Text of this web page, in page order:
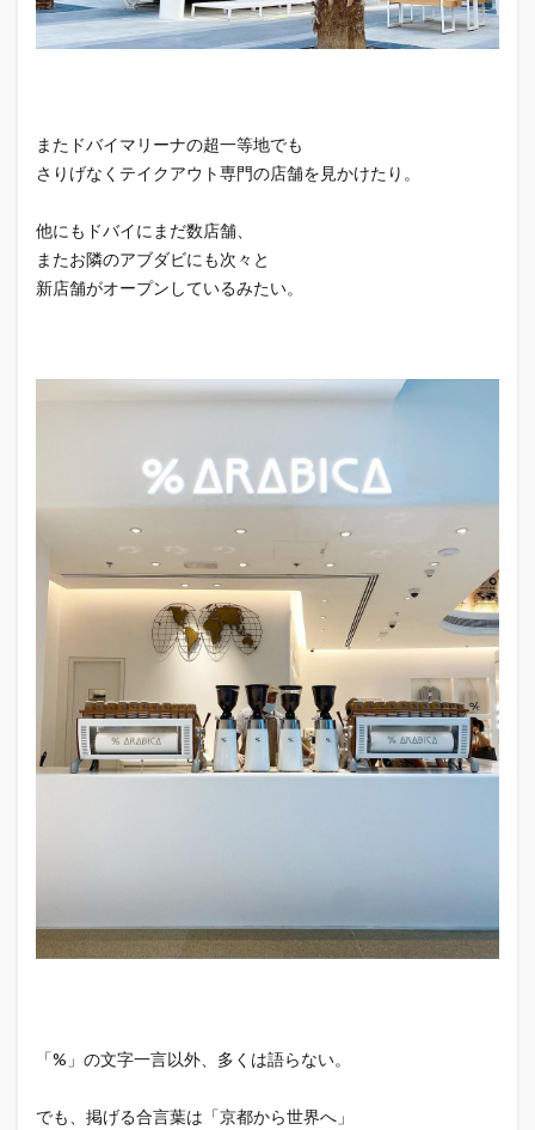
またドバイマリーナの超一等地でも
さりげなくテイクアウト専門の店舗を見かけたり。
他にもドバイにまだ数店舗、
またお隣のアブダビにも次々と
新店舗がオープンしているみたい。
「%」の文字一言以外、多くは語らない。
でも、掲げる合言葉は「京都から世界へ」